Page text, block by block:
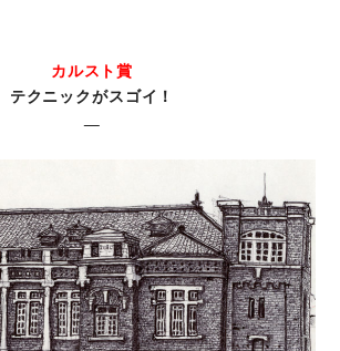
カルスト賞
テクニックがスゴイ！